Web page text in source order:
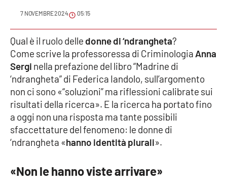
Editoriali
VIDEO
Ambiente
Cronaca
Cultura
7 NOVEMBRE 2024 05:15
Qual è il ruolo delle donne di ‘ndrangheta?
Come scrive la professoressa di Criminologia Anna
Sergi nella prefazione del libro “Madrine di
‘ndrangheta” di Federica Iandolo, sull’argomento
non ci sono «“soluzioni” ma riflessioni calibrate sui
risultati della ricerca». E la ricerca ha portato fino
a oggi non una risposta ma tante possibili
sfaccettature del fenomeno: le donne di
‘ndrangheta «hanno identità plurali».
«Non le hanno viste arrivare»